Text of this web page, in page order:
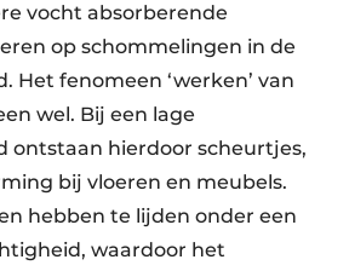
vocht absorberende
op schommelingen in de
Het fenomeen ‘werken’ van
wel. Bij een lage
ontstaan hierdoor scheurtjes,
bij vloeren en meubels.
hebben te lijden onder een
waardoor het